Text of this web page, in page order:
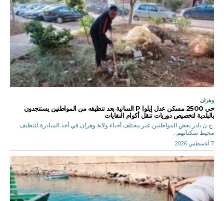
وهران
حي 2500 مسكن عدل إيلوا P السانية بعد تنظيفه من المواطنين يستنجدون
بالبلدية لتخصيص دوريات تنقل أكوام النفايات
ح.ن بادر بعض المواطنين عبر مختلف أحياء ولاية وهران في أخذ المبادرة لتنظيف
محيط سكناتهم...
7 أغسطس 2026